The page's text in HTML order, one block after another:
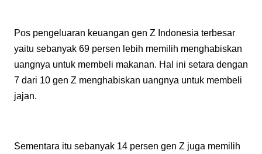
Pos pengeluaran keuangan gen Z Indonesia terbesar
yaitu sebanyak 69 persen lebih memilih menghabiskan
uangnya untuk membeli makanan. Hal ini setara dengan
7 dari 10 gen Z menghabiskan uangnya untuk membeli
jajan.
Sementara itu sebanyak 14 persen gen Z juga memilih